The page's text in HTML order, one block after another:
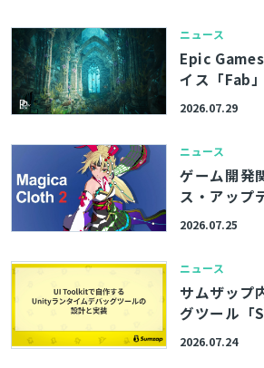
ニュース
Epic
イス「Fab
の期間限定
3製品
2026.07.29
ニュース
ゲーム開発
ス・アップ
6/7/25】
2026.07.25
ニュース
サムザップ
グツール「
はUI
2026.07.24
とじる